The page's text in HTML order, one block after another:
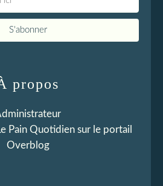
propos
Pain Quotidiensur le portail
Overblog